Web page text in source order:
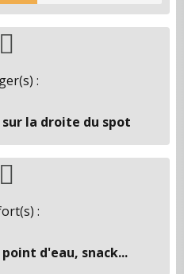
:
la droite du spot
:
d'eau, snack...